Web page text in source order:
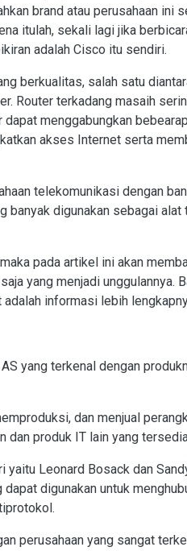
brand atau perusahaan ini
itulah, sekali lagi jika
adalah Cisco itu sendiri.
berkualitas, salah satu
Router terkadang masaih
dapat menggabungkan
akses Internet serta
telekomunikasi dengan
banyak digunakan sebagai
pada artikel ini akan
yang menjadi unggulannya.
informasi lebih
yang terkenal dengan
dan menjual
dan produk IT lain yang
Leonard Bosack dan
digunakan untuk
perusahaan yang sangat